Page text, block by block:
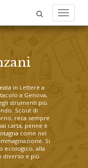
Menu
in Lettere a
a Genova,
strumenti più
Scout di
reca sempre
carta, penne e
come nel
Si
ecologico, alla
diverso e più